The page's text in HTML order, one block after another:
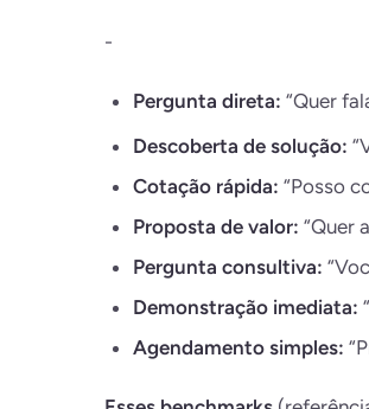
-
Pergunta direta: “Quer
Descoberta de solução:
Cotação rápida: “Posso
Proposta de valor: “Quer
Pergunta consultiva:
Demonstração imediata:
Agendamento simples: